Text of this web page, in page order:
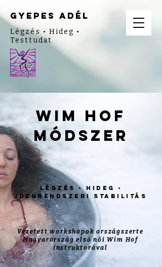
gyepes adél
Légzés • Hideg •
Testtudat
WIM HOF
MÓDSZER
Légzés • Hideg •
idegrendszeri stabilitás
Vezetett workshopok országszerte
Magyarország első női Wim Hof
instruktorával